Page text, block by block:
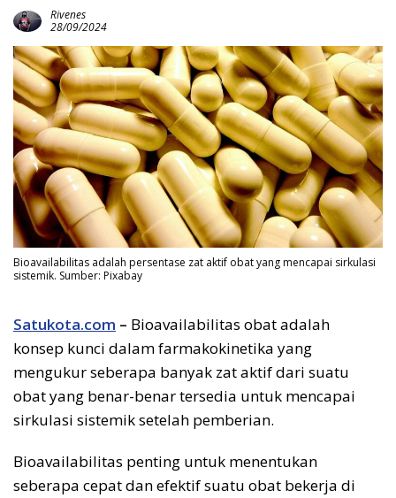
Rivenes
28/09/2024
Bioavailabilitas adalah persentase zat aktif obat yang mencapai sirkulasi
sistemik. Sumber: Pixabay
Satukota.com – Bioavailabilitas obat adalah
konsep kunci dalam farmakokinetika yang
mengukur seberapa banyak zat aktif dari suatu
obat yang benar-benar tersedia untuk mencapai
sirkulasi sistemik setelah pemberian.
Bioavailabilitas penting untuk menentukan
seberapa cepat dan efektif suatu obat bekerja di